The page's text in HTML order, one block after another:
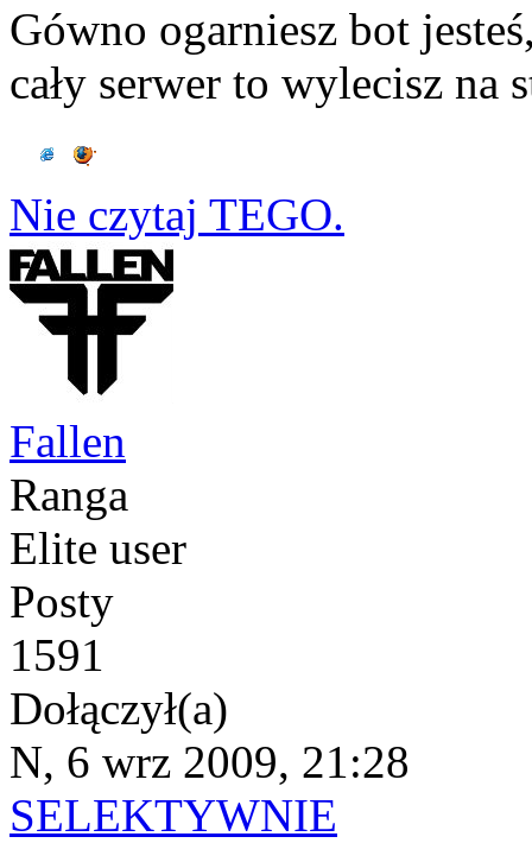
Gówno ogarniesz bot
cały serwer to wylecisz na
Nie czytaj TEGO.
Fallen
Ranga
Elite user
Posty
1591
Dołączył(a)
N, 6 wrz 2009, 21:28
SELEKTYWNIE